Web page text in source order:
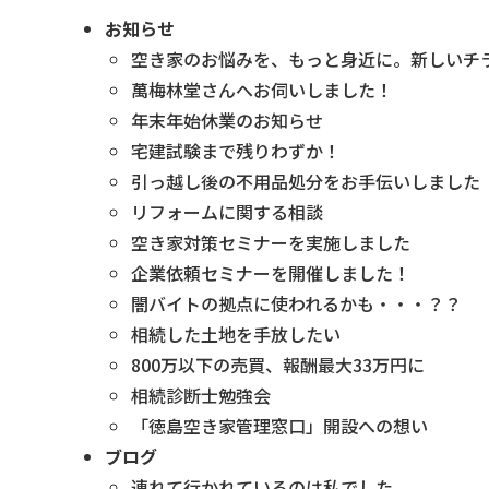
お知らせ
空き家のお悩みを、もっと身近に。新しいチ
萬梅林堂さんへお伺いしました！
年末年始休業のお知らせ
宅建試験まで残りわずか！
引っ越し後の不用品処分をお手伝いしました
リフォームに関する相談
空き家対策セミナーを実施しました
企業依頼セミナーを開催しました！
闇バイトの拠点に使われるかも・・・？？
相続した土地を手放したい
800万以下の売買、報酬最大33万円に
相続診断士勉強会
「徳島空き家管理窓口」開設への想い
ブログ